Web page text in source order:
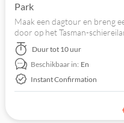
Park
Maak een dagtour en breng
door op het Tasman-
inclusief een begeleide
Hobart en een bezoek aan het
Devil Conservation Park.
Duurtot 10 uur
Beschikbaar in: En
Instant Confirmation